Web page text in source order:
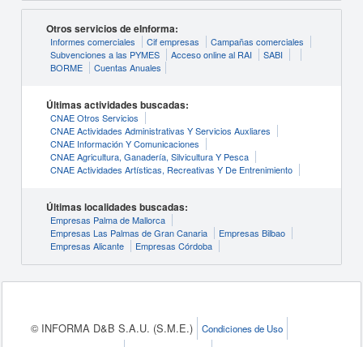
Otros servicios de eInforma:
Informes comerciales Cif empresas
Campañas comerciales
Subvenciones a las PYMES
Acceso online al RAI
SABI
BORME
Cuentas Anuales
Últimas actividades buscadas:
CNAE Otros Servicios
CNAE Actividades Administrativas Y Servicios Auxliares
CNAE Información Y Comunicaciones
CNAE Agricultura, Ganadería, Silvicultura Y Pesca
CNAE Actividades Artísticas, Recreativas Y De Entrenimiento
Últimas localidades buscadas:
Empresas Palma de Mallorca
Empresas Las Palmas de Gran Canaria
Empresas Bilbao
Empresas Alicante
Empresas Córdoba
© INFORMA D&B S.A.U. (S.M.E.)
Condiciones de Uso